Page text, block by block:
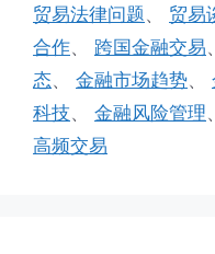
贸易法律问题、 贸易
合作、 跨国金融交易
态、 金融市场趋势、
科技、 金融风险管理
高频交易